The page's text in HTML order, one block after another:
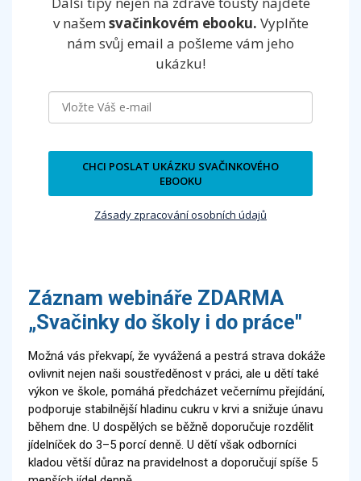
v našem svačinkovém ebooku. Vyplňte
nám svůj email a pošleme vám jeho
ukázku!
CHCI POSLAT UKÁZKU SVAČINKOVÉHO
EBOOKU
Zásady zpracování osobních údajů
Záznam webináře ZDARMA
„Svačinky do školy i do práce"
Možná vás překvapí, že vyvážená a pestrá strava dokáže
ovlivnit nejen naši soustředěnost v práci, ale u dětí také
výkon ve škole, pomáhá předcházet večernímu přejídání,
podporuje stabilnější hladinu cukru v krvi a snižuje únavu
během dne. U dospělých se běžně doporučuje rozdělit
jídelníček do 3–5 porcí denně. U dětí však odborníci
kladou větší důraz na pravidelnost a doporučují spíše 5